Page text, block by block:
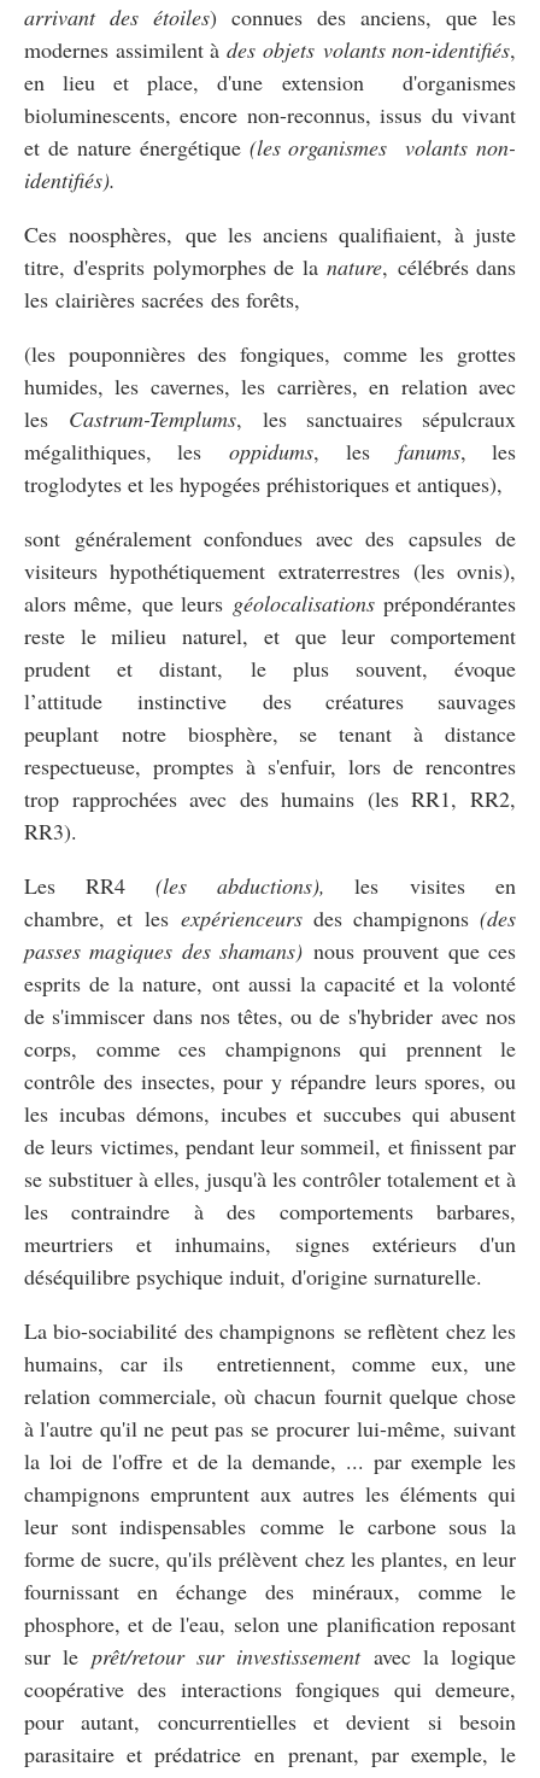
arrivant des étoiles) connues des anciens, que les
modernes assimilent à des objets volants non-identifiés,
en lieu et place, d'une extension d'organismes
bioluminescents, encore non-reconnus, issus du vivant
et de nature énergétique (les organismes volants non-
identifiés).
Ces noosphères, que les anciens qualifiaient, à juste
titre, d'esprits polymorphes de lanature, célébrés dans
les clairières sacrées des forêts,
(les pouponnières des fongiques, comme les grottes
humides, les cavernes, les carrières, en relation avec
les Castrum-Templums, les sanctuaires sépulcraux
mégalithiques, les oppidums, les fanums, les
troglodytes et les hypogées préhistoriques et antiques),
sont généralement confondues avec des capsules de
visiteurs hypothétiquement extraterrestres (les ovnis),
alors même, que leurs géolocalisationsprépondérantes
reste le milieu naturel, et que leur comportement
prudent et distant, le plus souvent, évoque
l’attitude instinctive des créatures sauvages
peuplant notre biosphère, se tenant à distance
respectueuse, promptes à s'enfuir, lors de rencontres
trop rapprochées avec des humains (les RR1, RR2,
RR3).
Les RR4 (les abductions), les visites en
chambre, et les expérienceursdes champignons (des
passes magiques des shamans) nous prouvent que ces
esprits de la nature, ont aussi la capacité et la volonté
de s'immiscer dans nos têtes, ou de s'hybrider avec nos
corps, comme ces champignons qui prennent le
contrôle des insectes, pour y répandre leurs spores, ou
les incubas démons, incubes et succubes qui abusent
de leurs victimes, pendant leur sommeil, et finissent par
se substituer à elles, jusqu'à les contrôler totalement et à
les contraindre à des comportements barbares,
meurtriers et inhumains, signes extérieurs d'un
déséquilibre psychique induit, d'origine surnaturelle.
La bio-sociabilité des champignons se reflètent chez les
humains, car ils entretiennent, comme eux, une
relation commerciale, où chacun fournit quelque chose
à l'autre qu'il ne peut pas se procurer lui-même, suivant
la loi de l'offre et de la demande, ... par exemple les
champignons empruntent aux autres les éléments qui
leur sont indispensables comme le carbone sous la
forme de sucre, qu'ils prélèvent chez les plantes, en leur
fournissant en échange des minéraux, comme le
phosphore, et de l'eau, selon une planification reposant
sur le prêt/retour sur investissementavec la logique
coopérative des interactions fongiques qui demeure,
pour autant, concurrentielles et devient si besoin
parasitaire et prédatrice en prenant, par exemple, le